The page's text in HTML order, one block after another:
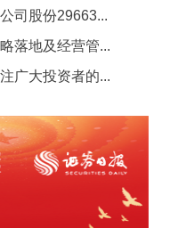
司股份29663...
落地及经营管...
广大投资者的...